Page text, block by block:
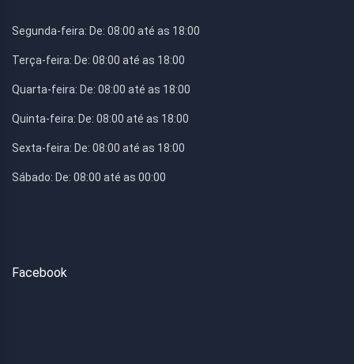
Segunda-feira: De: 08:00 até as 18:00
Terça-feira: De: 08:00 até as 18:00
Quarta-feira: De: 08:00 até as 18:00
Quinta-feira: De: 08:00 até as 18:00
Sexta-feira: De: 08:00 até as 18:00
Sábado: De: 08:00 até as 00:00
Facebook